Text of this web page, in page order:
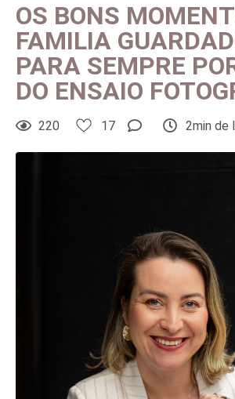
OS BONS
FAMILIA
PARA SEMPRE
DO ENSAIO
220 17 2min de